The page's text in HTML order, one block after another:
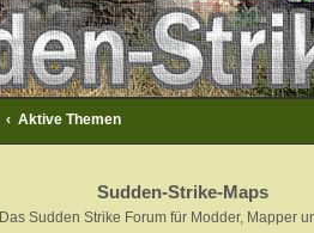
Aktive Themen
Sudden-Strike-Maps
Das Sudden Strike Forum für Modder, Mapper